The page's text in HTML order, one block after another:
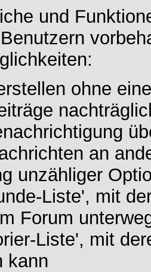
und
ohne
an
unzähliger
Liste', mit
Forum
Liste', mit
kann